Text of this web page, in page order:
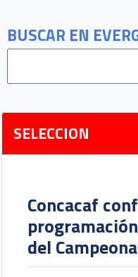
BUSCAR EN
SELECCION
Concacaf
del